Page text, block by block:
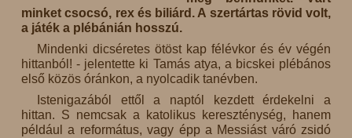
minket csocsó, rex és biliárd. A szertártas rövid volt,
a játék a plébánián hosszú.
Mindenki dicséretes ötöst kap félévkor és év végén
hittanból! - jelentette ki Tamás atya, a bicskei plébános
első közös óránkon, a nyolcadik tanévben.
Istenigazából ettől a naptól kezdett érdekelni a
hittan. S nemcsak a katolikus kereszténység, hanem
például a református, vagy épp a Messiást váró zsidó